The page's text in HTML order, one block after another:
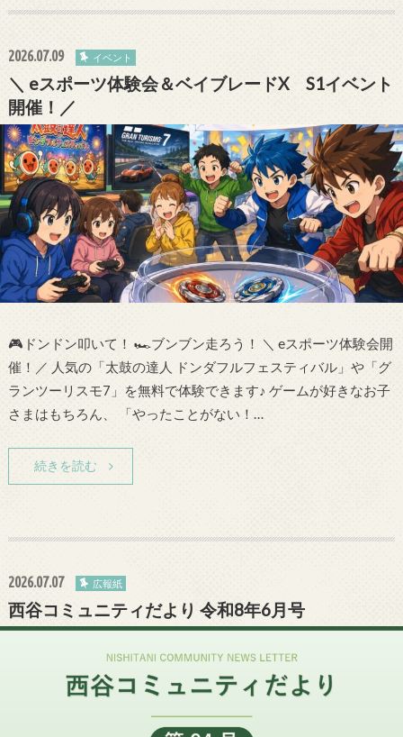
2026.07.09 イベント
＼ eスポーツ体験会＆ベイブレードX S1イベント
開催！／
🎮ドンドン叩いて！ 🏎ブンブン走ろう！ ＼ eスポーツ体験会開
催！／ 人気の「太鼓の達人 ドンダフルフェスティバル」や「グ
ランツーリスモ7」を無料で体験できます♪ ゲームが好きなお子
さまはもちろん、 「やったことがない！…
続きを読む
2026.07.07 広報紙
西谷コミュニティだより 令和8年6月号